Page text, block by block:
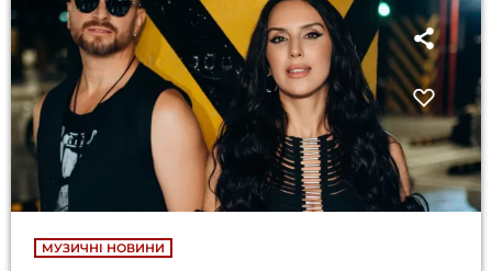
МУЗИЧНІ НОВИНИ